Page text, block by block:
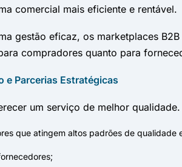
comercial mais eficiente e rentável.
gestão eficaz, os marketplaces
compradores quanto para
e Parcerias Estratégicas
um serviço de melhor
que atingem altos padrões de qualidade